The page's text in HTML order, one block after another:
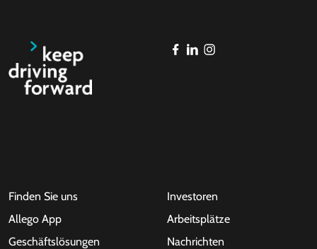
Finden Sie uns
Allego App
Geschäftslösungen
Investoren
Arbeitsplätze
Nachrichten